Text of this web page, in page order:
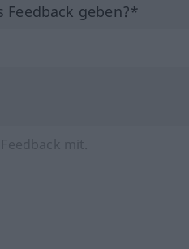
Feedback geben?*